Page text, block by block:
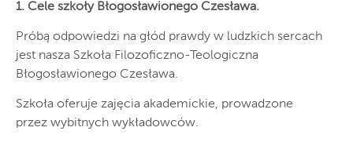
1. Cele szkoły Błogosławionego Czesława.
Próbą odpowiedzi na głód prawdy w ludzkich sercach
jest nasza Szkoła Filozoficzno-Teologiczna
Błogosławionego Czesława.
Szkoła oferuje zajęcia akademickie, prowadzone
przez wybitnych wykładowców.